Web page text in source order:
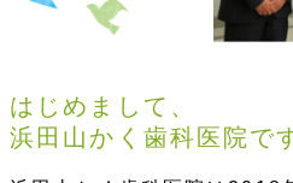
はじめまして、
浜田山かく歯科医院で